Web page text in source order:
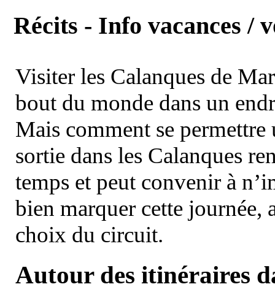
Récits - Info vacances /
Visiter les Calanques de
bout du monde dans un
Mais comment se permettre
sortie dans les Calanques
temps et peut convenir à
bien marquer cette journée,
choix du circuit.
Autour des itinéraires